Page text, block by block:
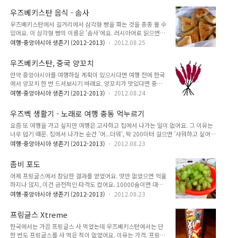
대통령 사진이 있어요. 그렇다면 왜 현재 대통령이 아니라 옛 대
통령 사진이 있을까..
추천하지 않는답니다. 그 이유는 제목에서도 보이죠. O'tgan 이
아니라 O'tkan 이야! 예. 그래요. 이 소설은 우즈베키스탄 최초
의 소설이에요. 즉 웬만한 우즈벡어 실력으로는 읽을 수 없습니
다. 엄청나게 어려워요. 저도 읽으려고 샀는데 한 쪽을 못 읽고
포기했어요. 지금은 책장에서 먼지를 뒤집어쓰고 있어요. 이 책
겠네요.
우즈베키스탄 음식 - 솜사
우즈베키스탄에서 길거리에서 삼각형 빵을 파는 것을 종종 볼 수
있어요. 이 삼각형 빵의 이름은 '솜사'에요. 러시아어로 읽으면
'쌈사'. 매우 흔하고 싸고 가볍게 먹을 수 있기 때문에 우즈베키
'쌈사'라고 하는지를 보고 어떤 말을 쓰며 다녔는지 일차적으로
대충 분간할 수 있죠. 물론 조금 더 자세히 추리하려면 현지인들
과 어떤 말을 하고 얼마나 많은 말을 했는지도 보아야 하지만요.
이런 것들이 몇 개 있어요. 예를 들면 이런 것이요. 우즈벡어 - 러
시아어 오쉬 - 플로브 (기름밥) 카봅 - 샤슬릭 (고기 꼬치구이) 추
류가 꽤 다양해요. 만드는 방법에 따라, 속에 무엇을 집어넣..
여행-중앙아시아 생존기 (2012-2013) 2012.08.25
우즈베키스탄, 중국 양꼬치
만약 중앙아시아를 여행하실 계획이 있으시다면 여행 전에 한국
에서 양꼬치 한 번 드셔보시기 바래요. 양꼬치가 맛있다면 중앙
아시아 여행 중 현지 음식이 입에 잘 맞을 확률이 높고, 양꼬치가
확률이 크거든요. 제가 가 본 타지키스탄, 투르크메니스탄, 그리
고 현재 제가 있는 우즈베키스탄에서는 주로 양고기를 먹어요.
쇠고기도 있기는 한데 일단 질겨요. 심이 으직으직 씹히는 느낌
이 들어요. 냄새도 한국 쇠고기보다 많이 나구요. 저는 한국에 있
을 때 양꼬치를 즐겨 먹었어요. 한국에서 먹을 수 있는 양꼬치는
인지는 모르겠습니다.) 우즈벡 식당에 가면 우즈베키스탄식 양
꼬치를 먹을 수 있죠. 제가 ..
여행-중앙아시아 생존기 (2012-2013) 2012.08.24
우즈벡 생활기 - 노래로 여행 충동 억누르기
요즘 또 여행을 가고 싶지만 여행은 고사하고 집에서 나가는 일이 없어요. 그 이유는
너무 덥기 때문. 집에서 나가는 순간 '어...더워', 딱 200미터 걸으면 '샤워하고 싶어',
300미터 걸으면 '뭣하러 나왔지?' 이래요. 어제보다는 그래도 시원해졌는데 그래도
지난주 금요일보다 주말이 더 더웠거든요. 이때는 그냥 아이폰 일기 예보도 40도를
넘었어요. (금요일에 아이폰 일기예보는 38도라고 했어요. 아주 구라를 쳐도 작작 쳐
야지...) 백엽상을 숲 속 그늘에 처박아놓은 건지 실제 기온과 차이가 나도 너무 나요.
실제로 집에 커튼을 쳐서 차단할 때와 그러지 않을 때 기온 차이가 3도 이상 차이가
난다면 믿으시겠나요?..
여행-중앙아시아 생존기 (2012-2013) 2012.08.23
좀비 포도
어제 프링글스에서 참담한 결과를 얻었어요. 맛만 없었으면 억울
하지나 않지, 이건 금전적인 타격도 컸어요. 10000숨이면 대체
솜사가 몇 개야...솜사 1개가 600숨이니까 16개! 한 끼에 많이
을 것은 떨어졌고, 더워서 나가기는 싫고, 적당히 사먹자니 돈 들
고 해서 마지막이라는 심정으로 냉장고 문을 열었어요. 와! 포도
다! 그런데 이거 언제 사왔더라? 지난 번 솜사 사올 때 사온 건 아
니고...언제 사온 포도인지 계산을 해 보았어요. 솜사 사기 전에
여행-중앙아시아 생존기 (2012-2013) 2012.08.23
프링글스 Xtreme
한국에서는 가끔 프링글스 사 먹었는데 우즈베키스탄에서는 단
한 번도 프링글스를 사 먹은 적이 없었어요. 이유는 가격. 프링글